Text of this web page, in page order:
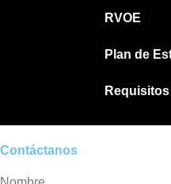
RVOE
Plan de
Requisitos
Contáctanos